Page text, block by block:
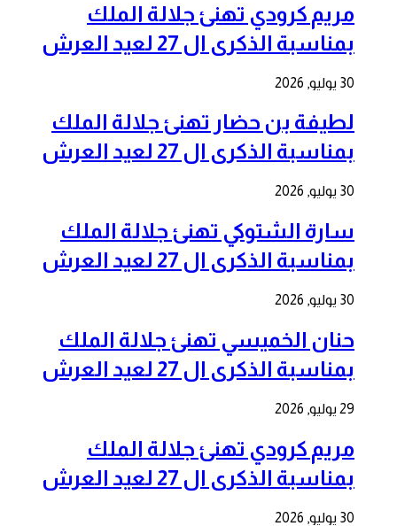
مريم كرودي تهنئ جلالة الملك
بمناسبة الذكرى ال 27 لعيد العرش
30 يوليو, 2026
لطيفة بن حضار تهنئ جلالة الملك
بمناسبة الذكرى ال 27 لعيد العرش
30 يوليو, 2026
سارة الشتوكي تهنئ جلالة الملك
بمناسبة الذكرى ال 27 لعيد العرش
30 يوليو, 2026
حنان الخميسي تهنئ جلالة الملك
بمناسبة الذكرى ال 27 لعيد العرش
29 يوليو, 2026
مريم كرودي تهنئ جلالة الملك
بمناسبة الذكرى ال 27 لعيد العرش
30 يوليو, 2026